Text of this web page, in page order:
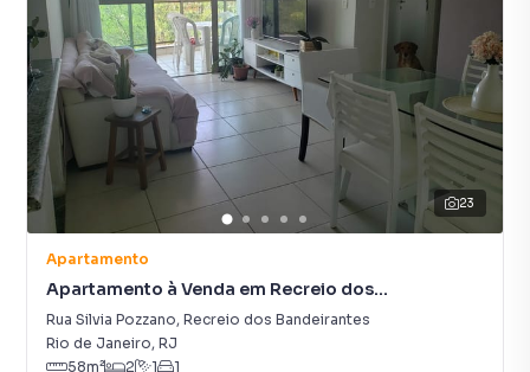
23
Apartamento
Apartamento à Venda em Recreio dos
Bandeirantes
Rua Silvia Pozzano, Recreio dos Bandeirantes
Rio de Janeiro, RJ
58m² 2 1 1